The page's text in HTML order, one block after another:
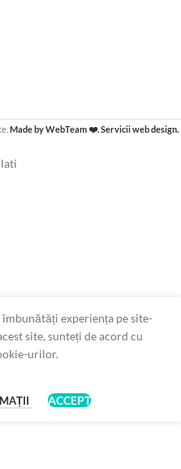
Made by WebTeam ❤️. Servicii web design.
experiența pe site-
site, sunteți de acord cu
urilor.
ACCEPT